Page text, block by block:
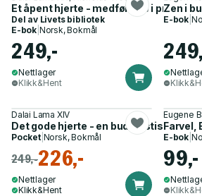
Et åpent hjerte - medfølelse i praksis
Del av Livets bibliotek
E-bok Norsk, Bokmål
249,-
Nettlager
Klikk&Hent
Zen i
E-bok
Dalai Lama XIV
Det gode hjerte - en buddhistisk
Pocket| Norsk, Bokmål
249,-226,-
Nettlager
Klikk&Hent
Eugene
Farvel,
E-bok
99,-